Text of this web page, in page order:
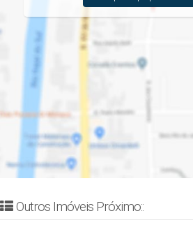
Outros Imóveis Próximo::